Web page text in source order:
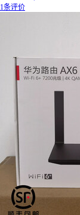
1条评价